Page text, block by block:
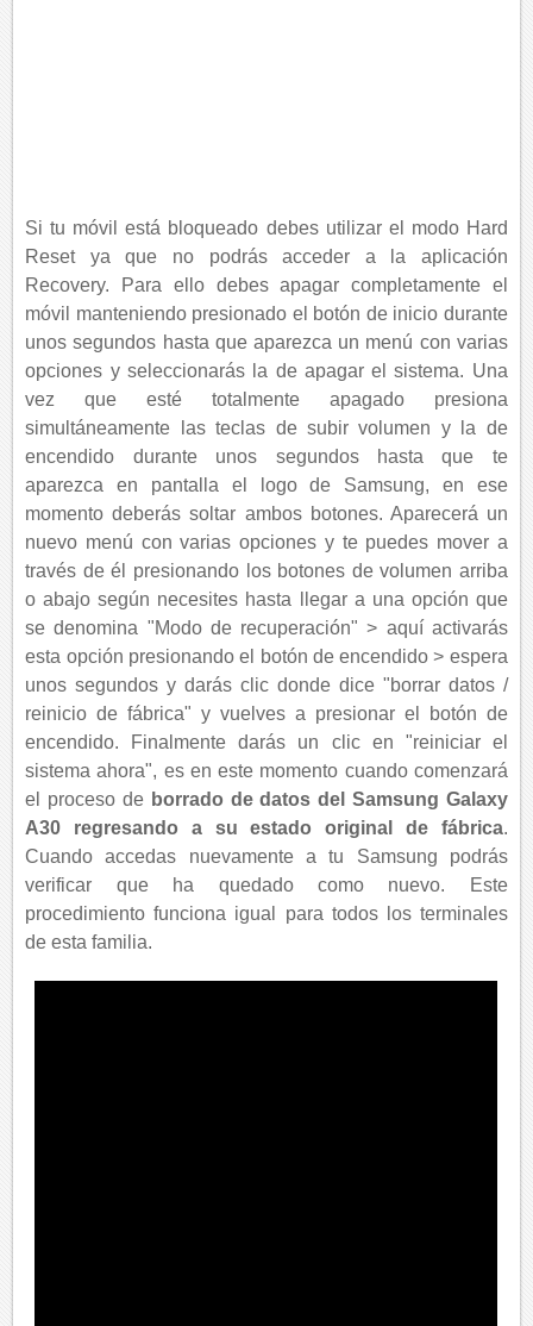
Si tu móvil está bloqueado debes utilizar el modo Hard
Reset ya que no podrás acceder a la aplicación
Recovery. Para ello debes apagar completamente el
móvil manteniendo presionado el botón de inicio durante
unos segundos hasta que aparezca un menú con varias
opciones y seleccionarás la de apagar el sistema. Una
vez que esté totalmente apagado presiona
simultáneamente las teclas de subir volumen y la de
encendido durante unos segundos hasta que te
aparezca en pantalla el logo de Samsung, en ese
momento deberás soltar ambos botones. Aparecerá un
nuevo menú con varias opciones y te puedes mover a
través de él presionando los botones de volumen arriba
o abajo según necesites hasta llegar a una opción que
se denomina "Modo de recuperación" > aquí activarás
esta opción presionando el botón de encendido > espera
unos segundos y darás clic donde dice "borrar datos /
reinicio de fábrica" y vuelves a presionar el botón de
encendido. Finalmente darás un clic en "reiniciar el
sistema ahora", es en este momento cuando comenzará
el proceso de borrado de datos del Samsung Galaxy
A30 regresando a su estado original de fábrica.
Cuando accedas nuevamente a tu Samsung podrás
verificar que ha quedado como nuevo. Este
procedimiento funciona igual para todos los terminales
de esta familia.